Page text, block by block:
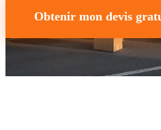
Obtenir mon devis